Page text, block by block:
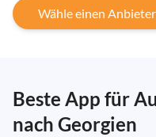
Wähle einen Anbieter
Beste App für
nach Georgien